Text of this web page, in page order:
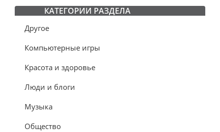
КАТЕГОРИИ РАЗДЕЛА
Другое
Компьютерные игры
Красота и здоровье
Люди и блоги
Музыка
Общество